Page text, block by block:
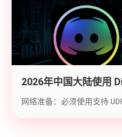
2026年中国大陆使用
账号注册到防封避坑
网络准备：必须使用支持